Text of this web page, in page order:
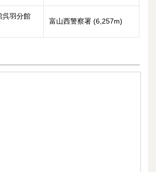
呉羽分館
富山西警察署 (6,257m)